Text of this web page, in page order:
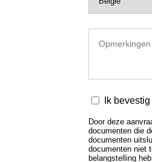
Ik
Door deze
documenten die
documenten
documenten niet
belangstelling